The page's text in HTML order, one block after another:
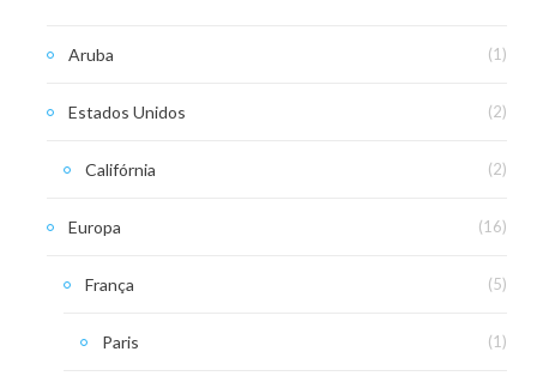
Aruba (1)
Estados Unidos (2)
Califórnia (2)
Europa (16)
França (5)
Paris (1)